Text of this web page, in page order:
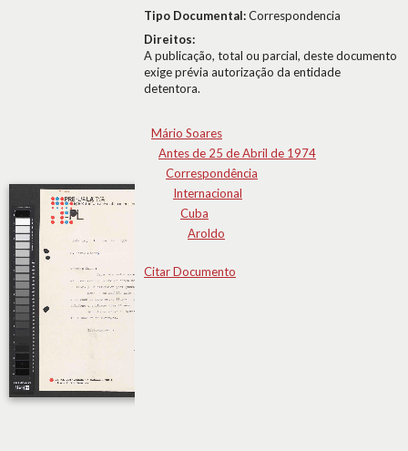
Tipo Documental:Correspondencia
Direitos:
A publicação, total ou parcial, deste documento
exige prévia autorização da entidade
detentora.
Mário Soares
Antes de 25 de Abril de 1974
Correspondência
Internacional
Cuba
Aroldo
Citar Documento